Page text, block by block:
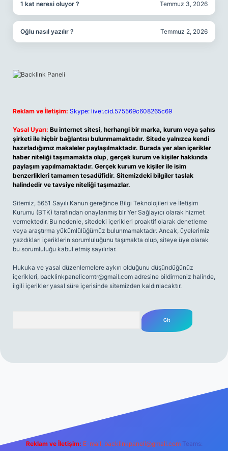
1 kat neresi oluyor ? Temmuz 3, 2026
Oğlu nasıl yazılır ? Temmuz 2, 2026
Reklam ve İletişim: Skype: live:.cid.575569c608265c69
Yasal Uyarı: Bu internet sitesi, herhangi bir marka, kurum veya şahıs
şirketi ile hiçbir bağlantısı bulunmamaktadır. Sitede yalnızca kendi
hazırladığımız makaleler paylaşılmaktadır. Burada yer alan içerikler
haber niteliği taşımamakta olup, gerçek kurum ve kişiler hakkında
paylaşım yapılmamaktadır. Gerçek kurum ve kişiler ile isim
benzerlikleri tamamen tesadüfidir. Sitemizdeki bilgiler taslak
halindedir ve tavsiye niteliği taşımazlar.
Sitemiz, 5651 Sayılı Kanun gereğince Bilgi Teknolojileri ve İletişim
Kurumu (BTK) tarafından onaylanmış bir Yer Sağlayıcı olarak hizmet
vermektedir. Bu nedenle, sitedeki içerikleri proaktif olarak denetleme
veya araştırma yükümlülüğümüz bulunmamaktadır. Ancak, üyelerimiz
yazdıkları içeriklerin sorumluluğunu taşımakta olup, siteye üye olarak
bu sorumluluğu kabul etmiş sayılırlar.
Hukuka ve yasal düzenlemelere aykırı olduğunu düşündüğünüz
içerikleri, backlinkpanelicomtr@gmail.com adresine bildirmeniz halinde,
ilgili içerikler yasal süre içerisinde sitemizden kaldırılacaktır.
Reklam ve İletişim: E-mail: backlinkpaneli@gmail.com Teams: